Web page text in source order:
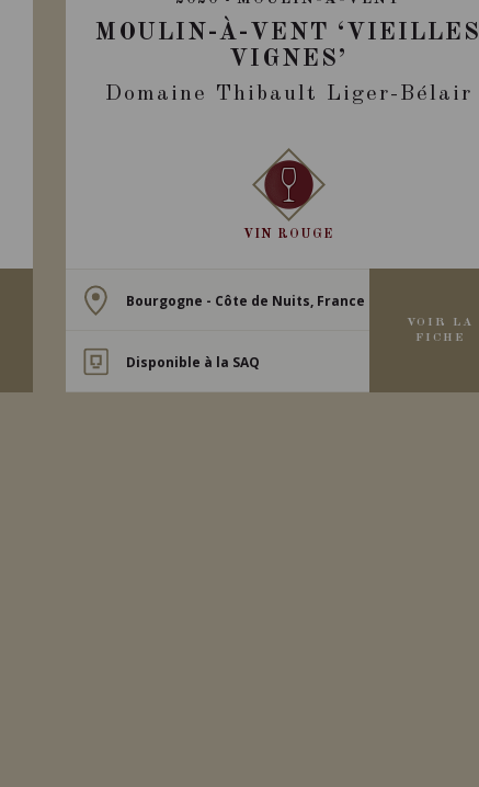
MOULIN-À-VENT ‘VIEILLES
VIGNES’
Domaine Thibault Liger-Bélair
VIN ROUGE
Bourgogne - Côte de Nuits, France
Disponible à la SAQ
VOIR LA
FICHE